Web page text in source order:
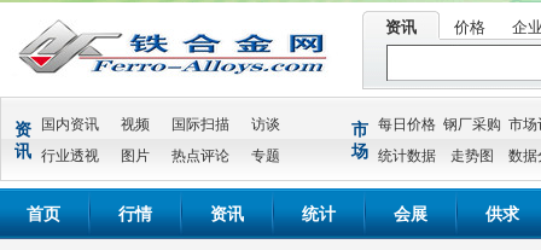
资讯 价格 企
资
讯
国内资讯 视频 国际扫描
访谈
行业透视
图片 热点评论 专题
市
场
每日价格 钢厂采购 市场
统计数据
走势图 数据
首页 行情 资讯 统计 会展 供求